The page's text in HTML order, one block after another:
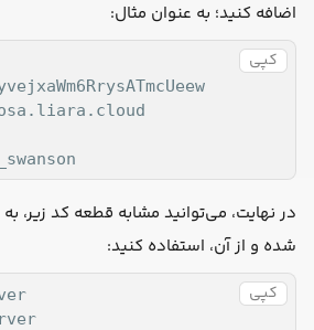
اضافه کنید؛ به عنوان مثال:
کپی
rosa.liara.cloud
در نهایت، می‌توانید مشابه قطعه کد زیر،
شده و از آن، استفاده کنید:
کپی
http.server
socketserver